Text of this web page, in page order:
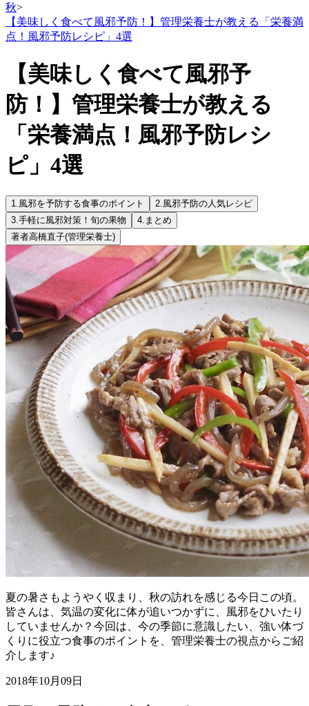
秋>
【美味しく食べて風邪予防！】管理栄養士が教える「栄養満
点！風邪予防レシピ」4選
【美味しく食べて風邪予
防！】管理栄養士が教える
「栄養満点！風邪予防レシ
ピ」4選
1.風邪を予防する食事のポイント 2.風邪予防の人気レシピ
3.手軽に風邪対策！旬の果物 4. まとめ
著者高橋直子(管理栄養士)
夏の暑さもようやく収まり、秋の訪れを感じる今日この頃。
皆さんは、気温の変化に体が追いつかずに、風邪をひいたり
していませんか？今回は、今の季節に意識したい、強い体づ
くりに役立つ食事のポイントを、管理栄養士の視点からご紹
介します♪
2018年10月09日